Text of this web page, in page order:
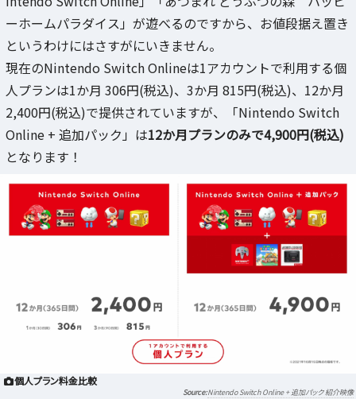
ーホームパラダイス」が遊べるのですから、お値段据え置き
というわけにはさすがにいきません。
現在のNintendo Switch Onlineは1アカウントで利用する個
人プランは1か月 306円(税込)、3か月 815円(税込)、12か月
2,400円(税込)で提供されていますが、「Nintendo Switch
Online + 追加パック」は12か月プランのみで4,900円(税込)
となります！
個人プラン料金比較
Nintendo Switch Online + 追加パック 紹介映像